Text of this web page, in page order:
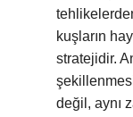
kuşların
stratejidir.
değil, aynı